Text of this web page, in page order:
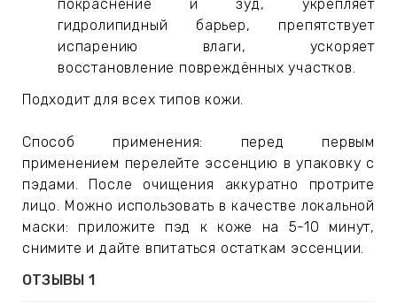
покраснение и зуд, укрепляет
гидролипидный барьер, препятствует
испарению влаги, ускоряет
восстановление повреждённых участков.
Подходит для всех типов кожи.
Способ применения: перед первым
применением перелейте эссенцию в упаковку с
пэдами. После очищения аккуратно протрите
лицо. Можно использовать в качестве локальной
маски: приложите пэд к коже на 5-10 минут,
снимите и дайте впитаться остаткам эссенции.
ОТЗЫВЫ 1